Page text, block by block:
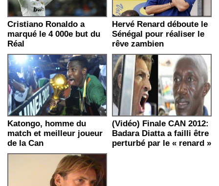
Cristiano Ronaldo a
marqué le 4 000e but du
Réal
Hervé Renard déboute le
Sénégal pour réaliser le
rêve zambien
Katongo, homme du
match et meilleur joueur
de la Can
(Vidéo) Finale CAN 2012:
Badara Diatta a failli être
perturbé par le « renard »